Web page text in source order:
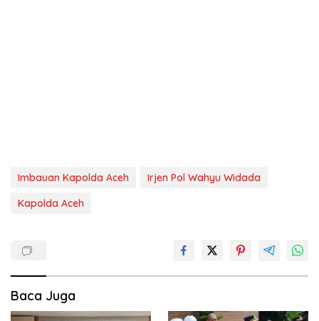
Imbauan Kapolda Aceh
Irjen Pol Wahyu Widada
Kapolda Aceh
Baca Juga